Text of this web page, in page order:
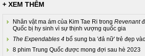
+ XEM THÊM
Nhân vật ma ám của Kim Tae Ri trong Revenant
Quốc bị hy sinh vì sự thịnh vượng quốc gia
The Expendables 4 bổ sung ba 'đả nữ' trẻ đẹp
8 phim Trung Quốc được mong đợi sau hè 2023